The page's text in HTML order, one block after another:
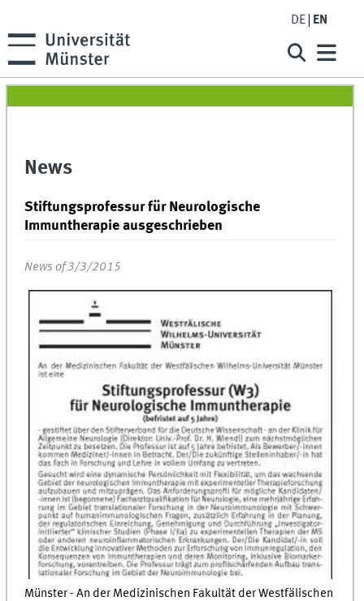
DE EN
News
Stiftungsprofessur für Neurologische
Immuntherapie ausgeschrieben
News of 3/3/2015
Münster - An der Medizinischen Fakultät der Westfälischen